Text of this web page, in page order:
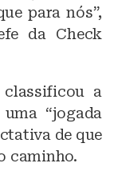
para nós”,
da Check
a
“jogada
de que
caminho.